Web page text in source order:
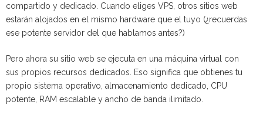
compartido y dedicado. Cuando eliges VPS, otros sitios web
estarán alojados en el mismo hardware que el tuyo (¿recuerdas
ese potente servidor del que hablamos antes?)
Pero ahora su sitio web se ejecuta en una máquina virtual con
sus propios recursos dedicados. Eso significa que obtienes tu
propio sistema operativo, almacenamiento dedicado, CPU
potente, RAM escalable y ancho de banda ilimitado.